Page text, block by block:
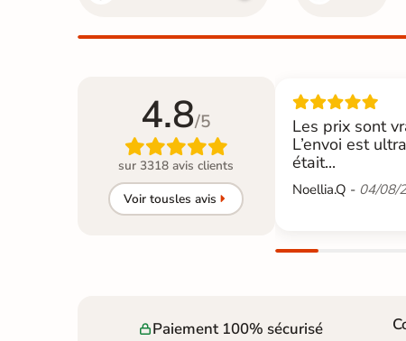
4.8/5

sur 3318 avis clients
Voir tousles avis
Les prix sont
L’envoi est
était...
Noellia.Q - 04/08/
Paiement 100% sécurisé